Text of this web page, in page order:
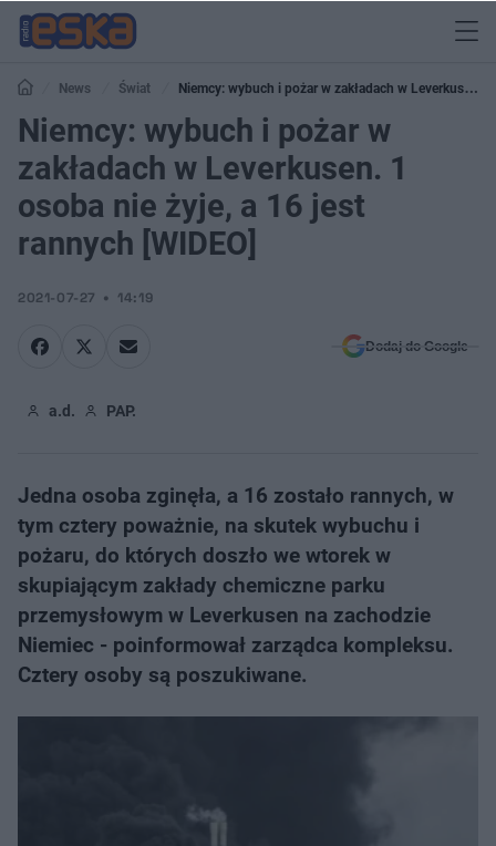
News Świat
Niemcy: wybuch i pożar w zakładach w Leverkusen.
1 osoba nie żyje, a 16 jest rannych [WIDEO]
Niemcy: wybuch i pożar w
zakładach w Leverkusen. 1
osoba nie żyje, a 16 jest
rannych [WIDEO]
2021-07-27 14:19
Dodaj do Google
a.d. PAP.
Jedna osoba zginęła, a 16 zostało rannych, w
tym cztery poważnie, na skutek wybuchu i
pożaru, do których doszło we wtorek w
skupiającym zakłady chemiczne parku
przemysłowym w Leverkusen na zachodzie
Niemiec - poinformował zarządca kompleksu.
Cztery osoby są poszukiwane.